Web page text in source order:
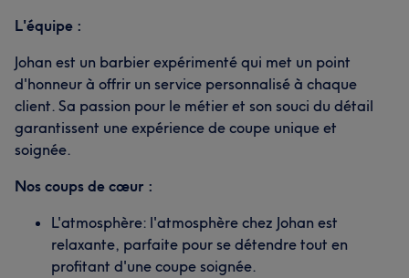
L'équipe :
Johan est un barbier expérimenté qui met un point
d'honneur à offrir un service personnalisé à chaque
client. Sa passion pour le métier et son souci du détail
garantissent une expérience de coupe unique et
soignée.
Nos coups de cœur :
L'atmosphère: l'atmosphère chez Johan est
relaxante, parfaite pour se détendre tout en
profitant d'une coupe soignée.